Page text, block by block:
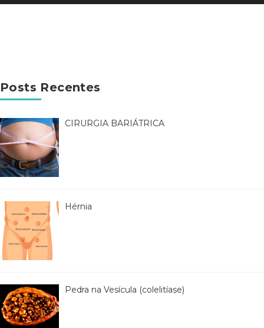
Posts Recentes
CIRURGIA BARIÁTRICA
Hérnia
Pedra na Vesícula (colelitíase)